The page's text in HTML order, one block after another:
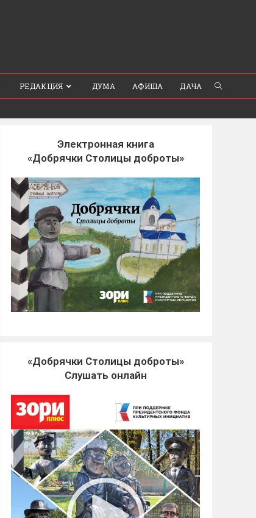
РЕДАКЦИЯ ДУМА АФИША ДАЧА
Электронная книга
«Добрячки Столицы доброты»
«Добрячки Столицы доброты»
Слушать онлайн